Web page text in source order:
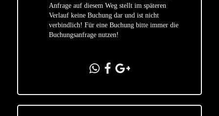
Anfrage auf diesem Weg stellt im späteren
Verlauf keine Buchung dar und ist nicht
verbindlich! Für eine Buchung bitte immer die
Buchungsanfrage nutzen!